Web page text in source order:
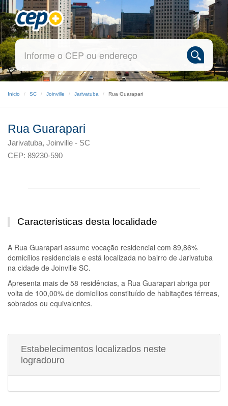
Inicio SC Joinville Jarivatuba Rua Guarapari
Rua Guarapari
Jarivatuba, Joinville - SC
CEP: 89230-590
Características desta localidade
A Rua Guarapari assume vocação residencial com 89,86%
domicílios residenciais e está localizada no bairro de Jarivatuba
na cidade de Joinville SC.
Apresenta mais de 58 residências, a Rua Guarapari abriga por
volta de 100,00% de domicílios constituído de habitações térreas,
sobrados ou equivalentes.
Estabelecimentos localizados neste
logradouro